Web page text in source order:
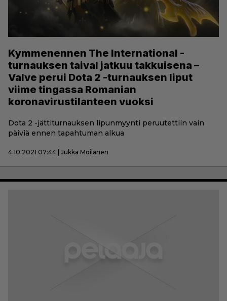
Kymmenennen The International -
turnauksen taival jatkuu takkuisena –
Valve perui Dota 2 -turnauksen liput
viime tingassa Romanian
koronavirustilanteen vuoksi
Dota 2 -jättiturnauksen lipunmyynti peruutettiin vain
päiviä ennen tapahtuman alkua
4.10.2021 07:44 | Jukka Moilanen